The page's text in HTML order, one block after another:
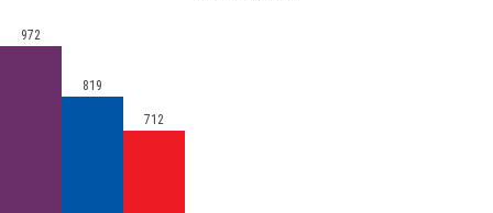
972
819
712